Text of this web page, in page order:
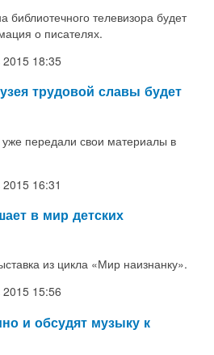
библиотечного телевизора будет
о писателях.
18:35
трудовой славы будет
передали свои материалы в
16:31
в мир детских
из цикла «Мир наизнанку».
15:56
и обсудят музыку к